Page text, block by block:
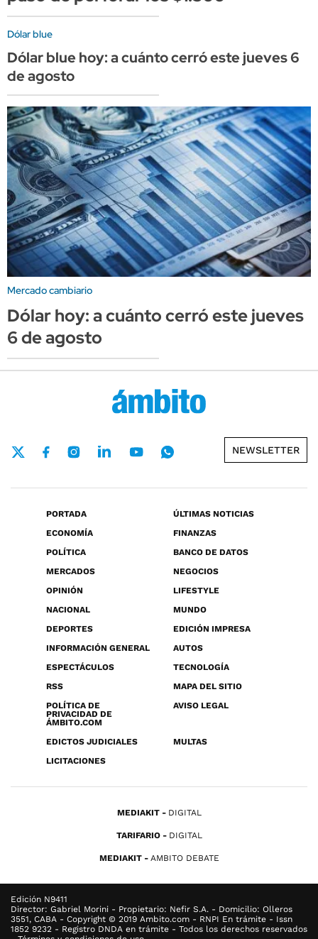
Dólar blue
Dólar blue hoy: a cuánto cerró este jueves 6
de agosto
Mercado cambiario
Dólar hoy: a cuánto cerró este jueves
6 de agosto
NEWSLETTER
PORTADA
ÚLTIMAS NOTICIAS
ECONOMÍA
FINANZAS
POLÍTICA
BANCO DE DATOS
MERCADOS
NEGOCIOS
OPINIÓN
LIFESTYLE
NACIONAL
MUNDO
DEPORTES
EDICIÓN IMPRESA
INFORMACIÓN GENERAL
AUTOS
ESPECTÁCULOS
TECNOLOGÍA
RSS
MAPA DEL SITIO
POLÍTICA DE
PRIVACIDAD DE
ÁMBITO.COM
AVISO LEGAL
EDICTOS JUDICIALES
MULTAS
LICITACIONES
MEDIAKIT DIGITAL
TARIFARIO DIGITAL
MEDIAKIT AMBITO DEBATE
Edición N9411
Director: Gabriel Morini - Propietario: Nefir S.A. - Domicilio: Olleros
3551, CABA - Copyright © 2019 Ambito.com - RNPI En trámite - Issn
1852 9232 - Registro DNDA en trámite - Todos los derechos reservados